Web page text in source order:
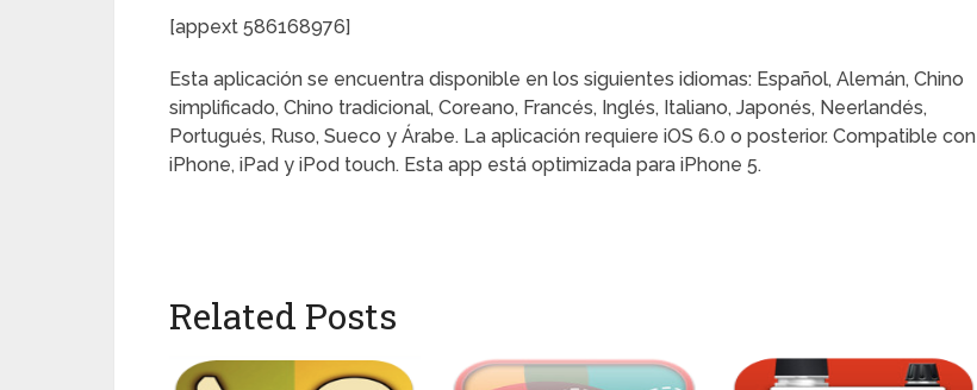
[appext 586168976]
Esta aplicación se encuentra disponible en los siguientes idiomas: Español, Alemán, Chino
simplificado, Chino tradicional, Coreano, Francés, Inglés, Italiano, Japonés, Neerlandés,
Portugués, Ruso, Sueco y Árabe. La aplicación requiere iOS 6.0 o posterior. Compatible con
iPhone, iPad y iPod touch. Esta app está optimizada para iPhone 5.
Related Posts